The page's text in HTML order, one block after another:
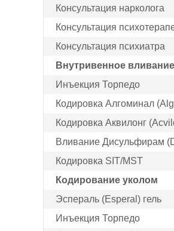
Консультация нарколога
Консультация
Консультация психиатра
Внутривенное вливание
Инъекция Торпедо
Кодировка Алгоминал
Кодировка Аквилонг
Вливание Дисульфирам
Кодировка SIT/MST
Кодирование уколом
Эспераль (Esperal) гель
Инъекция Торпедо